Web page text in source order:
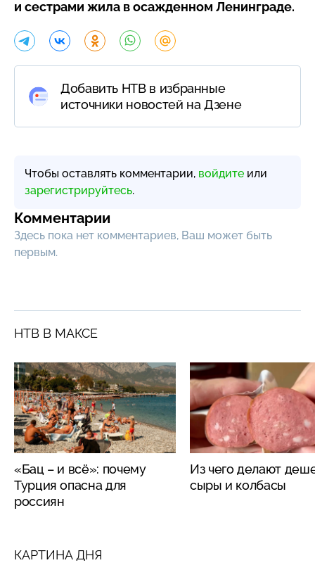
и сестрами жила в осажденном Ленинграде.
Добавить НТВ в избранные
источники новостей на Дзене
Чтобы оставлять комментарии, войдите или
зарегистрируйтесь.
Комментарии
Здесь пока нет комментариев, Ваш может быть
первым.
НТВ В МАКСЕ
«Бац – и всё»: почему
Турция опасна для
россиян
Из чего делают
сыры и колбасы
КАРТИНА ДНЯ